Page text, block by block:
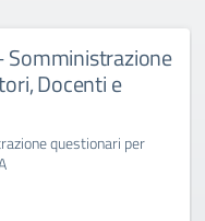
Somministrazione
Docenti e
questionari per